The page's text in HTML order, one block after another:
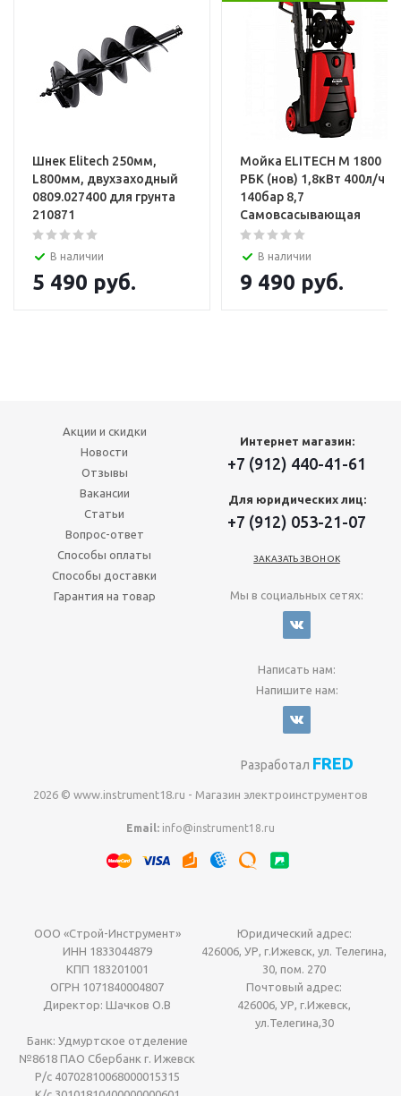
Шнек Elitech 250мм,
L800мм, двухзаходный
0809.027400 для грунта
210871
В наличии
5 490 руб.
Мойка ELITECH М 1800
РБК (нов) 1,8кВт 400л/ч
140бар 8,7
Самовсасывающая
В наличии
9 490 руб.
Акции и скидки
Новости
Отзывы
Вакансии
Статьи
Вопрос-ответ
Способы оплаты
Способы доставки
Гарантия на товар
Интернет магазин:
+7 (912) 440-41-61
Для юридических лиц:
+7 (912) 053-21-07
ЗАКАЗАТЬ ЗВОНОК
Мы в социальных сетях:
Написать нам:
Напишите нам:
Разработал FRED
2026 © www.instrument18.ru - Магазин электроинструментов
Email: info@instrument18.ru
ООО «Строй-Инструмент»
ИНН 1833044879
КПП 183201001
ОГРН 1071840004807
Директор: Шачков О.В
Юридический адрес:
426006, УР, г.Ижевск, ул. Телегина,
30, пом. 270
Почтовый адрес:
426006, УР, г.Ижевск,
ул.Телегина,30
Банк: Удмуртское отделение
№8618 ПАО Сбербанк г. Ижевск
Р/с 40702810068000015315